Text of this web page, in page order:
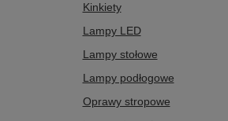
Kinkiety
Lampy LED
Lampy stołowe
Lampy podłogowe
Oprawy stropowe